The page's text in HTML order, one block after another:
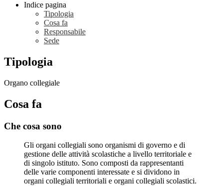
Indice pagina
Tipologia
Cosa fa
Responsabile
Sede
Tipologia
Organo collegiale
Cosa fa
Che cosa sono
Gli organi collegiali sono organismi di governo e di
gestione delle attività scolastiche a livello territoriale e
di singolo istituto. Sono composti da rappresentanti
delle varie componenti interessate e si dividono in
organi collegiali territoriali e organi collegiali scolastici.